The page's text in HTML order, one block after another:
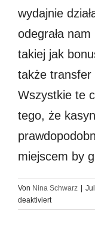
wydajnie
odegrała
takiej jak
także transfer
Wszystkie te
tego, że
miejscem by
Von Nina Schwarz
deaktiviertfür
Uwaga